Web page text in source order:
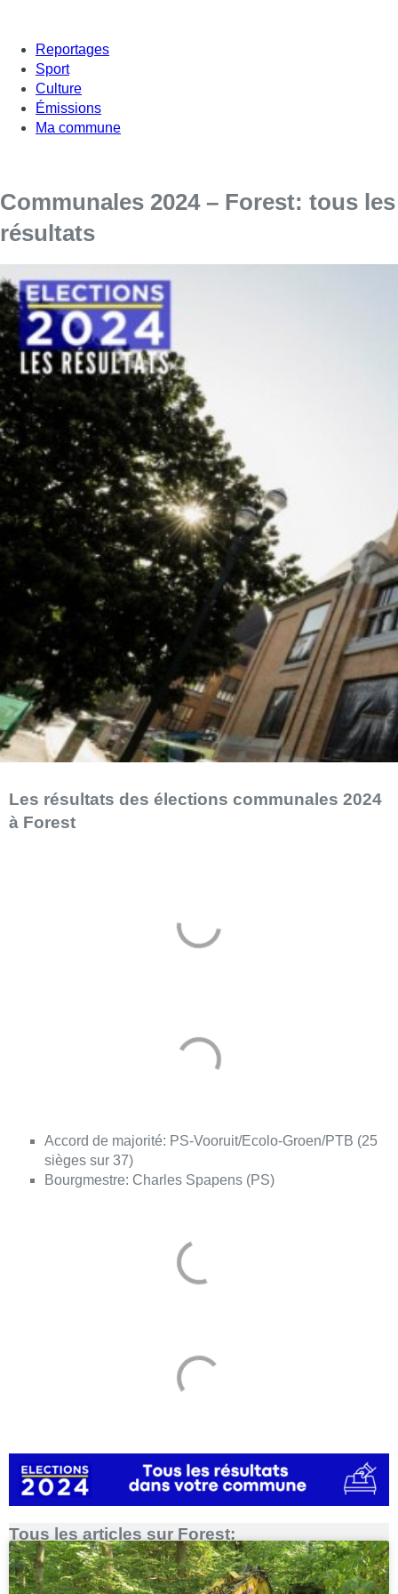
Reportages
Sport
Culture
Émissions
Ma commune
Communales 2024 – Forest: tous les
résultats
Les résultats des élections communales 2024
à Forest
Accord de majorité: PS-Vooruit/Ecolo-Groen/PTB (25
sièges sur 37)
Bourgmestre: Charles Spapens (PS)
Tous les articles sur Forest: